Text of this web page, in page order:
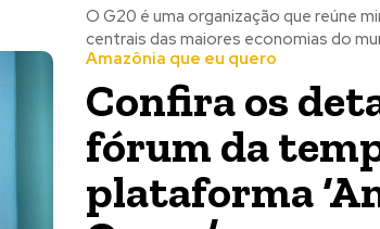
O G20 é uma organização que reúne
centrais das maiores economias do
Amazônia que eu quero
Confira os
fórum da
plataforma